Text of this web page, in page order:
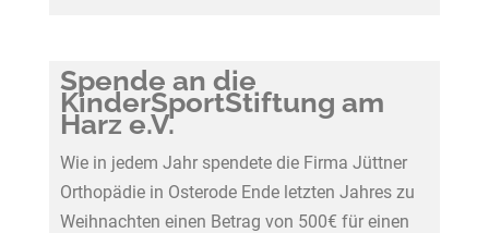
Spende an die
KinderSportStiftung am
Harz e.V.
Wie in jedem Jahr spendete die Firma Jüttner
Orthopädie in Osterode Ende letzten Jahres zu
Weihnachten einen Betrag von 500€ für einen